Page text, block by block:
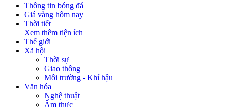
Thông tin bóng đá
Giá vàng hôm nay
Thời tiết
Xem thêm tiện ích
Thế giới
Xã hội
Thời sự
Giao thông
Môi trường - Khí hậu
Văn hóa
Nghệ thuật
Ẩm thực